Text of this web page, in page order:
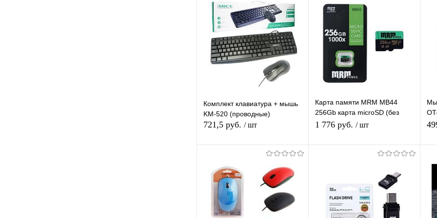
Купить в 1
клик
К
сравнению
В избранное В наличии
клик
сравнению
В избранное В наличии
Комплект клавиатура + мышь
KM-520 (проводные)
721,5 руб. / шт
Купить в 1
клик
К
сравнению
В избранное В наличии
Карта памяти MRM MB44
256Gb карта microSD (без
адаптера) TF-карта Class 10
1 776 руб. / шт
К
сравнению
В избранное В наличии